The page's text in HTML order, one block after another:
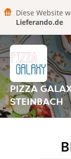
Diese Website
Lieferando.de
PIZZA
STEINBACH